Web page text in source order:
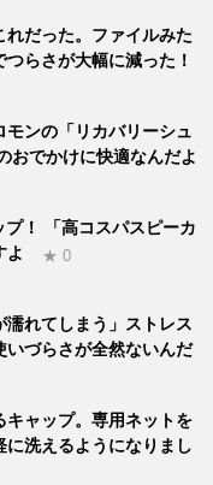
れだった。ファイルみた
らさが大幅に減った！
ンの「リカバリーシュ
おでかけに快適なんだよ
！ 「高コスパスピーカ
よ
★ 0
濡れてしまう」ストレス
いづらさが全然ないんだ
キャップ。専用ネットを
洗えるようになりまし